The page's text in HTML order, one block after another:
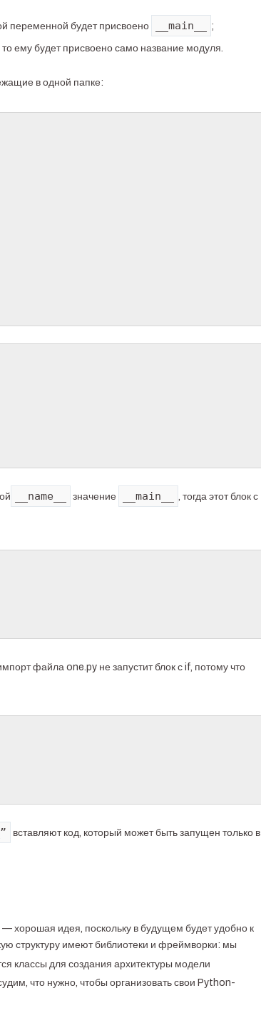
переменной будет присвоено __main__ ;
ему будет присвоено само название модуля.
в одной папке:
__name__ значение __main__ , тогда этот блок с
файла one.py не запустит блок с if, потому что
вставляют код, который может быть запущен только в
хорошая идея, поскольку в будущем будет удобно к
структуру имеют библиотеки и фреймворки: мы
классы для создания архитектуры модели
что нужно, чтобы организовать свои Python-